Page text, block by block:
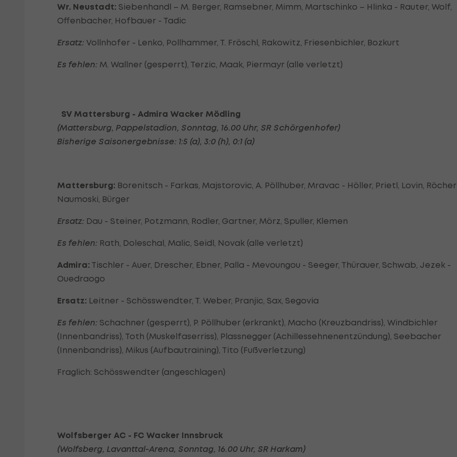
Wr. Neustadt: Siebenhandl – M. Berger, Ramsebner, Mimm, Martschinko – Hlinka - Rauter, Wolf,
Offenbacher, Hofbauer - Tadic
Ersatz: Vollnhofer - Lenko, Pollhammer, T. Fröschl, Rakowitz, Friesenbichler, Bozkurt
Es fehlen: M. Wallner (gesperrt), Terzic, Maak, Piermayr (alle verletzt)
SV Mattersburg - Admira Wacker Mödling
(Mattersburg, Pappelstadion, Sonntag, 16.00 Uhr, SR Schörgenhofer)
Bisherige Saisonergebnisse: 1:5 (a), 3:0 (h), 0:1 (a)
Mattersburg: Borenitsch - Farkas, Majstorovic, A. Pöllhuber, Mravac - Höller, Prietl, Lovin,
Naumoski, Bürger
Ersatz: Dau - Steiner, Potzmann, Rodler, Gartner, Mörz, Spuller, Klemen
Es fehlen: Rath, Doleschal, Malic, Seidl, Novak (alle verletzt)
Admira: Tischler - Auer, Drescher, Ebner, Palla - Mevoungou - Seeger, Thürauer, Schwab, Jezek -
Ouedraogo
Ersatz: Leitner - Schösswendter, T. Weber, Pranjic, Sax, Segovia
Es fehlen: Schachner (gesperrt), P. Pöllhuber (erkrankt), Macho (Kreuzbandriss), Windbichler
(Innenbandriss), Toth (Muskelfaserriss), Plassnegger (Achillessehnenentzündung), Seebacher
(Innenbandriss), Mikus (Aufbautraining), Tito (Fußverletzung)
Fraglich: Schösswendter (angeschlagen)
Wolfsberger AC - FC Wacker Innsbruck
(Wolfsberg, Lavanttal-Arena, Sonntag, 16.00 Uhr, SR Harkam)